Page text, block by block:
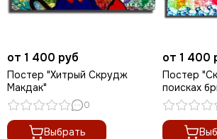
от 1 400 руб
Постер "Хитрый Скрудж
Макдак"
0
Выбрать
от 1 400
Постер
поисках